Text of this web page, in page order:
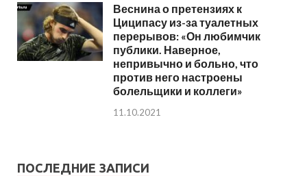
Веснина о претензиях к
Циципасу из-за туалетных
перерывов: «Он любимчик
публики. Наверное,
непривычно и больно, что
против него настроены
болельщики и коллеги»
11.10.2021
ПОСЛЕДНИЕ ЗАПИСИ